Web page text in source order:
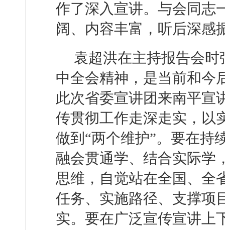
作了深入宣讲。与会同志
阔、内容丰富，听后深感
袁超洪在主持报告会
中全会精神，是当前和今
此次省委宣讲团来南平宣
传贯彻工作走深走实，以
做到“两个维护”。要在持
融会贯通学、结合实际学
思维，自觉站在全国、全
任务、实施路径、支撑项
实。要在广泛宣传宣讲上